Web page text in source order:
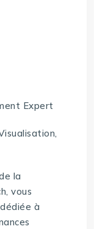
Expert
la
vous
à